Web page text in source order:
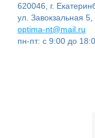
620046, г.
ул. Завокзальная
optima-nt@mail.ru
пн-пт: с 9:00 до